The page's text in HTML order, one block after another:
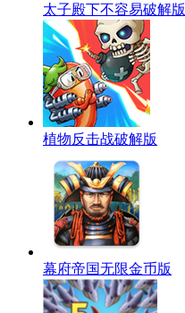
太子殿下不容易破解版
植物反击战破解版
幕府帝国无限金币版